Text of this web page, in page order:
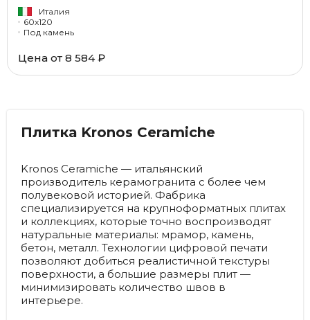
Италия
60x120
Под камень
Цена от 8 584 ₽
Плитка Kronos Ceramiche
Kronos Ceramiche — итальянский
производитель керамогранита с более чем
полувековой историей. Фабрика
специализируется на крупноформатных плитах
и коллекциях, которые точно воспроизводят
натуральные материалы: мрамор, камень,
бетон, металл. Технологии цифровой печати
позволяют добиться реалистичной текстуры
поверхности, а большие размеры плит —
минимизировать количество швов в
интерьере.